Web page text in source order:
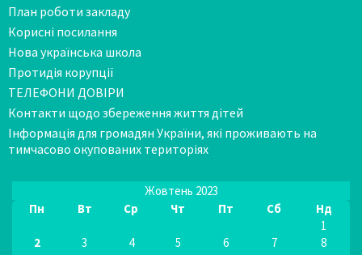
План роботи закладу
Корисні посилання
Нова українська школа
Протидія корупції
ТЕЛЕФОНИ ДОВІРИ
Контакти щодо збереження життя дітей
Інформація для громадян України, які проживають на
тимчасово окупованих територіях
Жовтень 2023
Пн
Вт Ср Чт Пт Сб Нд
1
2
3 4 5 6 7
8